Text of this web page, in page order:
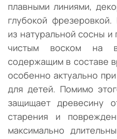
плавными линиями,
глубокой
из натуральной сосны и
чистым воском на
содержащим в составе
особенно актуально
для детей. Помимо
защищает древесину
старения и
максимально